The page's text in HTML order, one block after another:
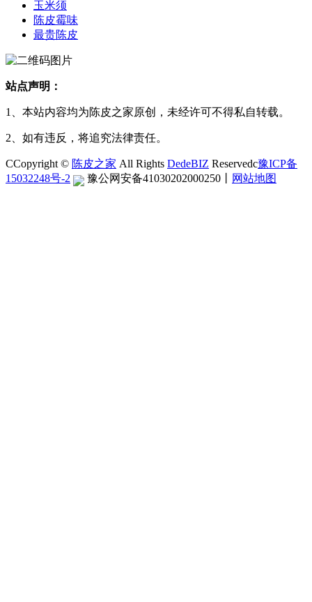
玉米须
陈皮霉味
最贵陈皮
站点声明：
1、本站内容均为陈皮之家原创，未经许可不得私自转载。
2、如有违反，将追究法律责任。
CCopyright © 陈皮之家 All Rights DedeBIZ Reservedc豫ICP备
15032248号-2
豫公网安备41030202000250 网站地图